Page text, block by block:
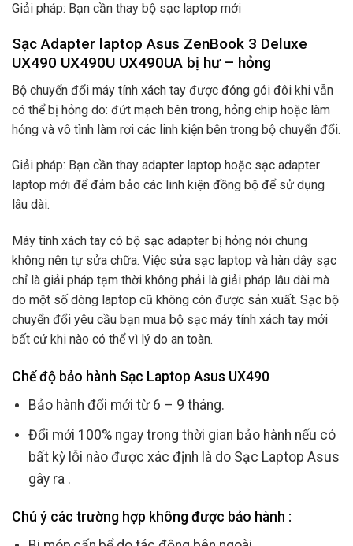
Giải pháp: Bạn cần thay bộ sạc laptop mới
Sạc Adapter laptop Asus ZenBook 3 Deluxe
UX490 UX490U UX490UA bị hư – hỏng
Bộ chuyển đổi máy tính xách tay được đóng gói đôi khi vẫn
có thể bị hỏng do: đứt mạch bên trong, hỏng chip hoặc làm
hỏng và vô tình làm rơi các linh kiện bên trong bộ chuyển đổi.
Giải pháp: Bạn cần thay adapter laptop hoặc sạc adapter
laptop mới để đảm bảo các linh kiện đồng bộ để sử dụng
lâu dài.
Máy tính xách tay có bộ sạc adapter bị hỏng nói chung
không nên tự sửa chữa. Việc sửa sạc laptop và hàn dây sạc
chỉ là giải pháp tạm thời không phải là giải pháp lâu dài mà
do một số dòng laptop cũ không còn được sản xuất. Sạc bộ
chuyển đổi yêu cầu bạn mua bộ sạc máy tính xách tay mới
bất cứ khi nào có thể vì lý do an toàn.
Chế độ bảo hành Sạc Laptop Asus UX490
Bảo hành đổi mới từ 6 – 9 tháng.
Đổi mới 100% ngay trong thời gian bảo hành nếu có
bất kỳ lỗi nào được xác định là do Sạc Laptop Asus
gây ra .
Chú ý các trường hợp không được bảo hành :